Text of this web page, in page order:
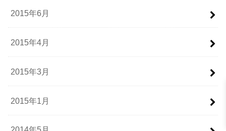
2015年6月
2015年4月
2015年3月
2015年1月